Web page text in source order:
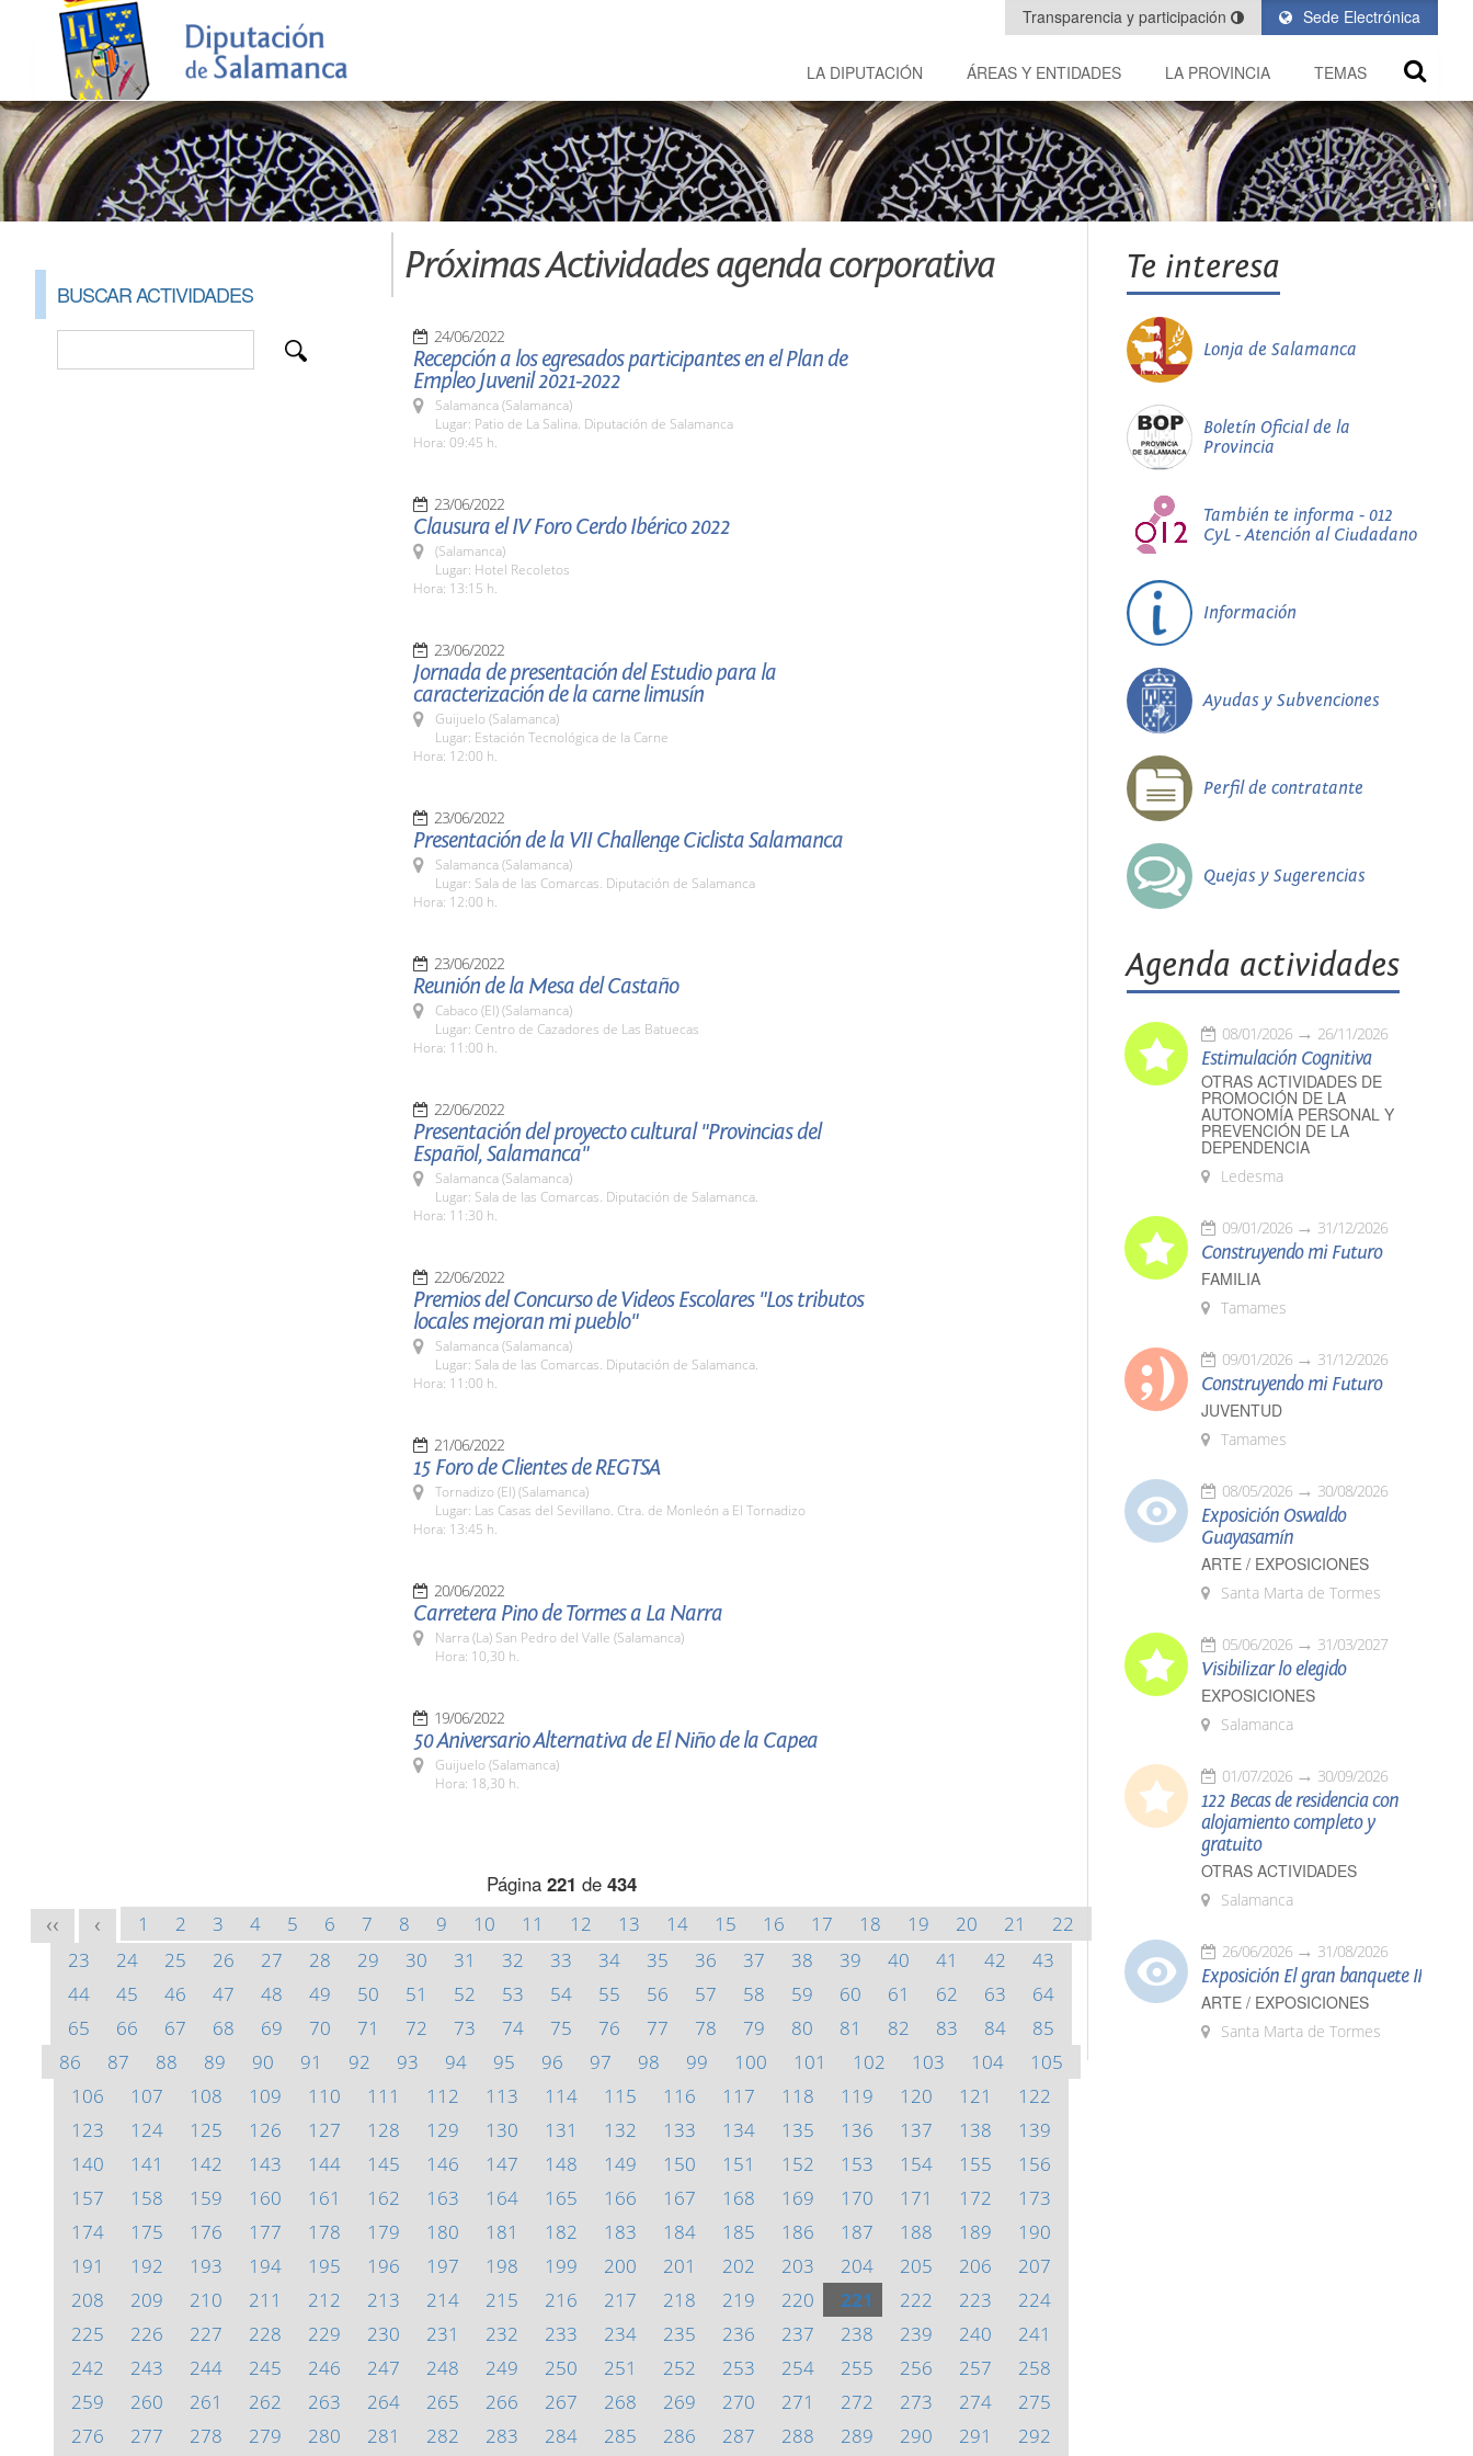
Sede Electrónica
Transparencia y participación
LA DIPUTACIÓN ÁREAS Y ENTIDADES LA PROVINCIA TEMAS
BUSCAR ACTIVIDADES
Próximas Actividades agenda corporativa
24/06/2022
Recepción a los egresados participantes en el Plan de
Empleo Juvenil 2021-2022
Salamanca (Salamanca)
Lugar: Patio de La Salina. Diputación de Salamanca
Hora: 09:45 h.
23/06/2022
Clausura el IV Foro Cerdo Ibérico 2022
(Salamanca)
Lugar: Hotel Recoletos
Hora: 13:15 h.
23/06/2022
Jornada de presentación del Estudio para la
caracterización de la carne limusín
Guijuelo (Salamanca)
Lugar: Estación Tecnológica de la Carne
Hora: 12:00 h.
23/06/2022
Presentación de la VII Challenge Ciclista Salamanca
Salamanca (Salamanca)
Lugar: Sala de las Comarcas. Diputación de Salamanca
Hora: 12:00 h.
23/06/2022
Reunión de la Mesa del Castaño
Cabaco (El) (Salamanca)
Lugar: Centro de Cazadores de Las Batuecas
Hora: 11:00 h.
22/06/2022
Presentación del proyecto cultural "Provincias del
Español, Salamanca"
Salamanca (Salamanca)
Lugar: Sala de las Comarcas. Diputación de Salamanca.
Hora: 11:30 h.
22/06/2022
Premios del Concurso de Videos Escolares "Los tributos
locales mejoran mi pueblo"
Salamanca (Salamanca)
Lugar: Sala de las Comarcas. Diputación de Salamanca.
Hora: 11:00 h.
21/06/2022
15 Foro de Clientes de REGTSA
Tornadizo (El) (Salamanca)
Lugar: Las Casas del Sevillano. Ctra. de Monleón a El Tornadizo
Hora: 13:45 h.
20/06/2022
Carretera Pino de Tormes a La Narra
Narra (La) San Pedro del Valle (Salamanca)
Hora: 10,30 h.
19/06/2022
50 Aniversario Alternativa de El Niño de la Capea
Guijuelo (Salamanca)
Hora: 18,30 h.
Página 221 de 434
<< < 1 2 3 4 5 6 7 8 9 10 11 12 13 14 15 16 17 18 19 20 21
22
23
24 25 26 27 28 29 30 31 32 33 34 35 36 37 38 39 40 41 42
43
44
45 46 47 48 49 50 51 52 53 54 55 56 57 58 59 60 61 62 63
64
65
66 67 68 69 70 71 72 73 74 75 76 77 78 79 80 81 82 83 84
85
86
87 88 89 90 91 92 93 94 95 96 97 98 99 100 101 102 103 104
105
106
107 108 109 110 111 112 113 114 115 116 117 118 119 120 121
122
123
124 125 126 127 128 129 130 131 132 133 134 135 136 137 138
139
140
141 142 143 144 145 146 147 148 149 150 151 152 153 154 155
156
157
158 159 160 161 162 163 164 165 166 167 168 169 170 171 172
173
174
175 176 177 178 179 180 181 182 183 184 185 186 187 188 189
190
191
192 193 194 195 196 197 198 199 200 201 202 203 204 205 206
207
208
209 210 211 212 213 214 215 216 217 218 219 220 221 222 223
224
225
226 227 228 229 230 231 232 233 234 235 236 237 238 239 240
241
242
243 244 245 246 247 248 249 250 251 252 253 254 255 256 257
258
259
260 261 262 263 264 265 266 267 268 269 270 271 272 273 274
275
276
277 278 279 280 281 282 283 284 285 286 287 288 289 290 291 292
Te interesa
Lonja de Salamanca
Boletín Oficial de la
Provincia
También te informa - 012
CyL - Atención al Ciudadano
Información
Ayudas y Subvenciones
Perfil de contratante
Quejas y Sugerencias
Agenda actividades
08/01/2026 26/11/2026
Estimulación Cognitiva
OTRAS ACTIVIDADES DE
PROMOCIÓN DE LA
AUTONOMÍA PERSONAL Y
PREVENCIÓN DE LA
DEPENDENCIA
Ledesma
09/01/2026 31/12/2026
Construyendo mi Futuro
FAMILIA
Tamames
09/01/2026 31/12/2026
Construyendo mi Futuro
JUVENTUD
Tamames
08/05/2026 30/08/2026
Exposición Oswaldo
Guayasamín
ARTE / EXPOSICIONES
Santa Marta de Tormes
05/06/2026 31/03/2027
Visibilizar lo elegido
EXPOSICIONES
Salamanca
01/07/2026 30/09/2026
122 Becas de residencia con
alojamiento completo y
gratuito
OTRAS ACTIVIDADES
Salamanca
26/06/2026 31/08/2026
Exposición El gran banquete II
ARTE / EXPOSICIONES
Santa Marta de Tormes